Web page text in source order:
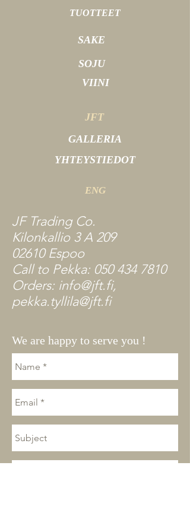
SAKE
TUOTTEET
SOJU
VIINI
JFT
GALLERIA
YHTEYSTIEDOT
ENG
JF Trading Co.
Kilonkallio 3 A 209
02610 Espoo
Call to Pekka: 050 434 7810
Orders: info@jft.fi,
pekka.tyllila@jft.fi
We are happy to serve you !